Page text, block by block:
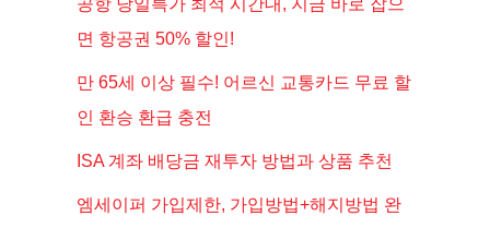
면 항공권 50% 할인!
만 65세 이상 필수! 어르신 교통카드 무료 할
인 환승 환급 충전
ISA 계좌 배당금 재투자 방법과 상품 추천
엠세이퍼 가입제한, 가입방법+해지방법 완